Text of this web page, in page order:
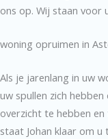
ons op. Wij staan voor
woning opruimen in
Als je jarenlang in uw
uw spullen zich
overzicht te hebben
staat Johan klaar om u